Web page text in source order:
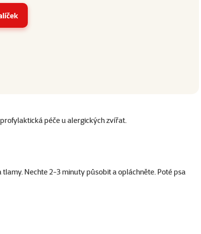
péče u alergických zvířat.
Nechte 2-3 minuty působit a opláchněte. Poté psa